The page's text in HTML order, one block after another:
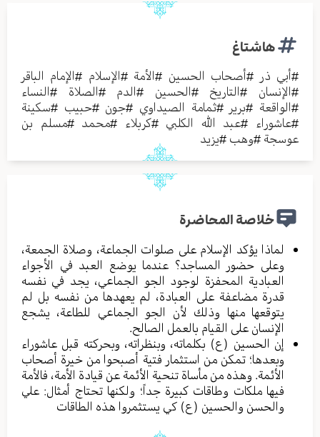
هاشتاغ
#أبي ذر #أصحاب الحسين #الأمة #الإسلام #الإمام الباقر
#الإنسان #التاريخ #الحسين #الدم #الصلاة #النساء
#الواقعة #برير #ثمامة الصيداوي #جون #حبيب #سكينة
#عاشوراء #عبد الله الكلبي #كربلاء #محمد #مسلم بن
عوسجة #وهب #يزيد
خلاصة المحاضرة
لماذا يؤكد الإسلام على صلوات الجماعة، وصلاة الجمعة،
وعلى حضور المساجد؟ عندما يوضع العبد في الأجواء
العبادية المحفزة لوجود الجو الجماعي، يجد في نفسه
قدرة مضاعفة على العبادة، لم يعهدها من نفسه بل لم
يتوقعها منها وذلك لأن الجو الجماعي للطاعة، يشجع
الإنسان على القيام بالعمل الصالح.
إن الحسين (ع) بكلماته، وبنظراته، وبحركته قبل عاشوراء
وبعدها؛ تمكن من استثمار فتية أصبحوا من خيرة أصحاب
الأئمة. وهذه من مأساة تنحية الأئمة عن قيادة الأمة، فالأمة
فيها ملكات وطاقات كبيرة جداً؛ ولكنها تحتاج أمثال: علي
والحسن والحسين (ع) كي يستثمروا هذه الطاقات